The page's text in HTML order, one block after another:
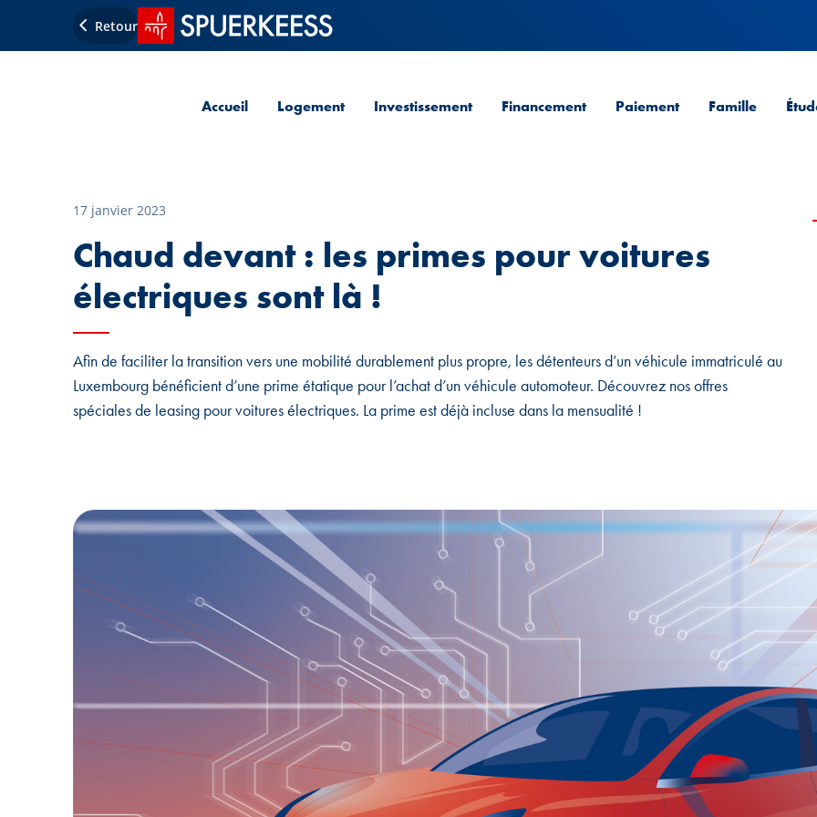
Retour Accueil SPUERKEESS
Accueil Logement Investissement Financement Paiement Famille
17 janvier 2023
Chaud devant : les primes pour voitures
électriques sont là !
Afin de faciliter la transition vers une mobilité durablement plus propre, les détenteurs d’un véhicule immatriculé au
Luxembourg bénéficient d’une prime étatique pour l’achat d’un véhicule automoteur. Découvrez nos offres
spéciales de leasing pour voitures électriques. La prime est déjà incluse dans la mensualité !